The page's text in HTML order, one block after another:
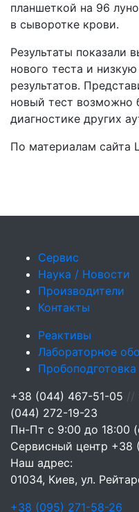
планшеткой на 96
в сыворотке крови.
Результаты показали
нового теста и
результатов.
новый тест возможно
диагностике других
По материалам сайта
Сервис
Наука / Новости
Производители
Контакты
Реактивы
Лабораторное
Пробоподготовка
+38 (044) 467-51-05 //
(044) 272-19-23
Пн-Пт с 9:00 до 18:00
Сервисный центр +38
Наш адрес:
01034, Киев, ул.
+38 (095) 271-58-26